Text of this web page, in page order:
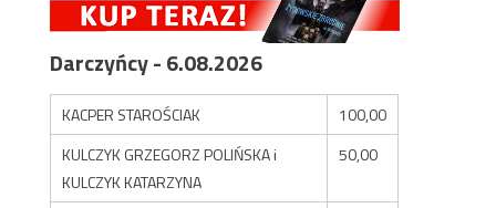
Darczyńcy - 6.08.2026
KACPER STAROŚCIAK
100,00
KULCZYK GRZEGORZ POLIŃSKA i
KULCZYK KATARZYNA
50,00